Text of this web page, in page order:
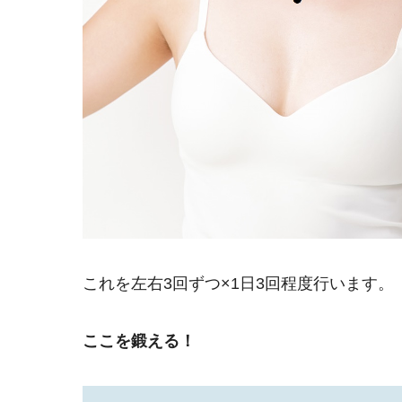
これを左右3回ずつ×1日3回程度行います。
ここを鍛える！